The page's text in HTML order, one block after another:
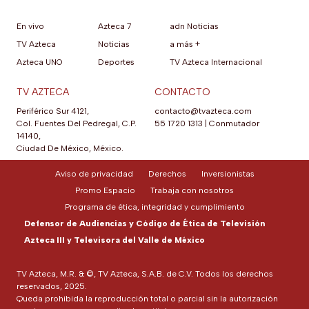
En vivo
TV Azteca
Azteca UNO
Azteca 7
Noticias
Deportes
adn Noticias
a más +
TV Azteca Internacional
TV AZTECA
Periférico Sur 4121,
Col. Fuentes Del Pedregal, C.P.
14140,
Ciudad De México, México.
CONTACTO
contacto@tvazteca.com
55 1720 1313
Conmutador
TV Azteca, M.R. & ©, TV Azteca, S.A.B. de C.V. Todos los derechos
reservados, 2025.
Queda prohibida la reproducción total o parcial sin la autorización
Aviso de privacidad Derechos
Inversionistas
Promo Espacio
Trabaja con nosotros
Programa de ética, integridad y cumplimiento
Defensor de Audiencias y Código de Ética de Televisión
Azteca III y Televisora del Valle de México